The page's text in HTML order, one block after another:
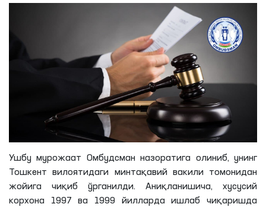
Ушбу мурожаат Омбудсман назоратига олиниб, унинг
Тошкент вилоятидаги минтақавий вакили томонидан
жойига чиқиб ўрганилди. Аниқланишича, хусусий
корхона
1997 ва 1999 йилларда ишлаб чиқаришда